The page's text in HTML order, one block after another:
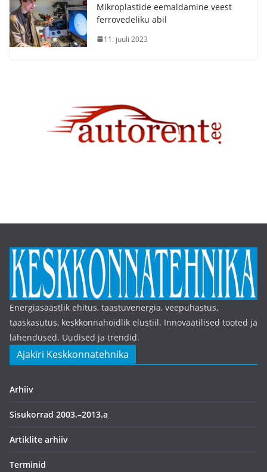
Mikroplastide eemaldamine veest
ferrovedeliku abil
11. juuli 2023
Energiasäästlik ehitus, taastuvenergia, veepuhastus,
taaskasutus, keskkonnahoidlik elustiil. Innovaatilised tooted ja
lahendused. Uudised ja trendid.
Ajakiri Keskkonnatehnika
Arhiiv
Sisukorrad 2003.–2013.a
Artiklite arhiiv
Terminid